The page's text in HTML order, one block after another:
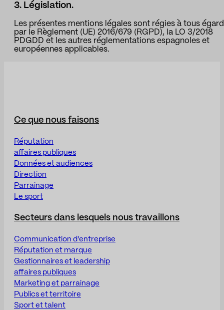
3. Législation.
Les présentes mentions légales sont régies à tous
par le Règlement (UE) 2016/679 (RGPD), la LO 3/2018
PDGDD et les autres réglementations espagnoles et
européennes applicables.
Ce que nous faisons
Réputation
affaires publiques
Données et audiences
Direction
Parrainage
Le sport
Secteurs dans lesquels nous travaillons
Communication d'entreprise
Réputation et marque
Gestionnaires et leadership
affaires publiques
Marketing et parrainage
Publics et territoire
Sport et talent